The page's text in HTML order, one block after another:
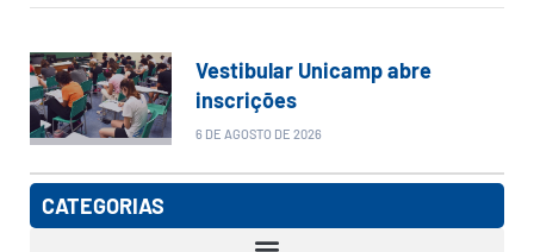
Vestibular Unicamp abre
inscrições
6 DE AGOSTO DE 2026
CATEGORIAS